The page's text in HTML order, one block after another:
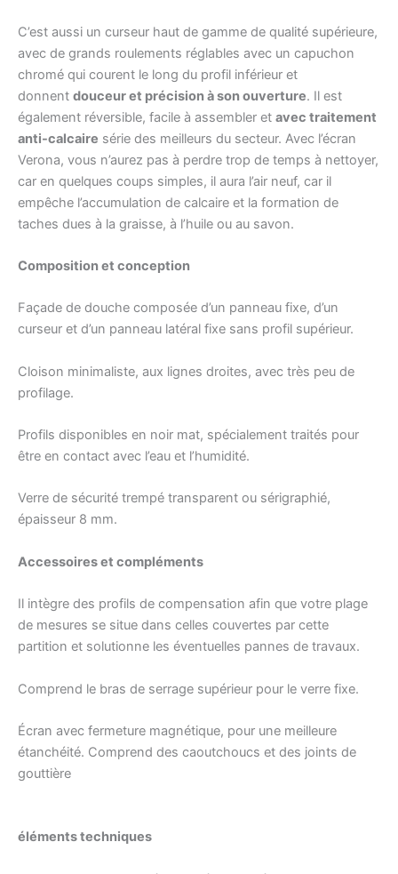
C’est aussi un curseur haut de gamme de qualité supérieure,
avec de grands roulements réglables avec un capuchon
chromé qui courent le long du profil inférieur et
donnent douceur et précision à son ouverture. Il est
également réversible, facile à assembler et avec traitement
anti-calcaire série des meilleurs du secteur. Avec l’écran
Verona, vous n’aurez pas à perdre trop de temps à nettoyer,
car en quelques coups simples, il aura l’air neuf, car il
empêche l’accumulation de calcaire et la formation de
taches dues à la graisse, à l’huile ou au savon.
Composition et conception
Façade de douche composée d’un panneau fixe, d’un
curseur et d’un panneau latéral fixe sans profil supérieur.
Cloison minimaliste, aux lignes droites, avec très peu de
profilage.
Profils disponibles en noir mat, spécialement traités pour
être en contact avec l’eau et l’humidité.
Verre de sécurité trempé transparent ou sérigraphié,
épaisseur 8 mm.
Accessoires et compléments
Il intègre des profils de compensation afin que votre plage
de mesures se situe dans celles couvertes par cette
partition et solutionne les éventuelles pannes de travaux.
Comprend le bras de serrage supérieur pour le verre fixe.
Écran avec fermeture magnétique, pour une meilleure
étanchéité. Comprend des caoutchoucs et des joints de
gouttière
éléments techniques